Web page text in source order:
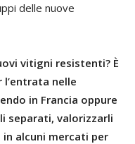
delle nuove
vitigni resistenti? È
nelle
in Francia oppure
separati, valorizzarli
in alcuni mercati per